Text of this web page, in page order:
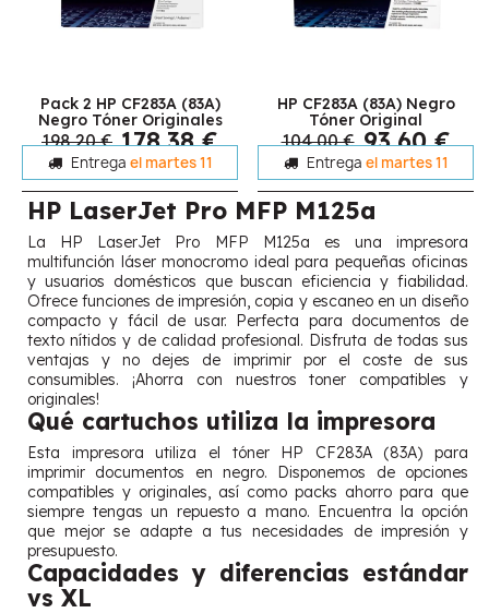
Pack 2 HP CF283A (83A)
Negro Tóner Originales
198,20 € 178,38 €
Entrega el martes 11
HP CF283A (83A) Negro
Tóner Original
104,00 € 93,60 €
Entrega el martes 11
HP LaserJet Pro MFP M125a
La HP LaserJet Pro MFP M125a es una impresora
multifunción láser monocromo ideal para pequeñas oficinas
y usuarios domésticos que buscan eficiencia y fiabilidad.
Ofrece funciones de impresión, copia y escaneo en un diseño
compacto y fácil de usar. Perfecta para documentos de
texto nítidos y de calidad profesional. Disfruta de todas sus
ventajas y no dejes de imprimir por el coste de sus
consumibles. ¡Ahorra con nuestros toner compatibles y
originales!
Qué cartuchos utiliza la impresora
Esta impresora utiliza el tóner HP CF283A (83A) para
imprimir documentos en negro. Disponemos de opciones
compatibles y originales, así como packs ahorro para que
siempre tengas un repuesto a mano. Encuentra la opción
que mejor se adapte a tus necesidades de impresión y
presupuesto.
Capacidades y diferencias estándar
vs XL